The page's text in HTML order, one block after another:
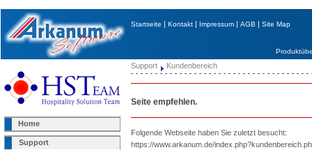
Startseite|Kontakt|Impressum|AGB|Site Map
Home
Support
Support Kundenbereich
Seite empfehlen.
Folgende Webseite haben Sie zuletzt besucht:
https://www.arkanum.de/